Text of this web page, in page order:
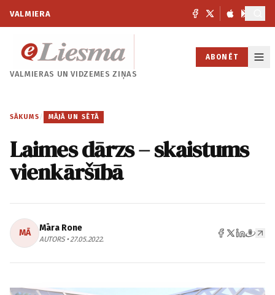
VALMIERA
VALMIERAS UNVIDZEMES ZIŅAS
ABONĒT
SĀKUMS / MĀJĀ UN SĒTĀ
Laimes dārzs – skaistums
vienkāršībā
MĀ Māra Rone
AUTORS • 27.05.2022.